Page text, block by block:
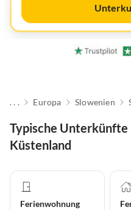
. . . Europa Slowenien
Typische Unterkünfte
Küstenland
Ferienwohnung